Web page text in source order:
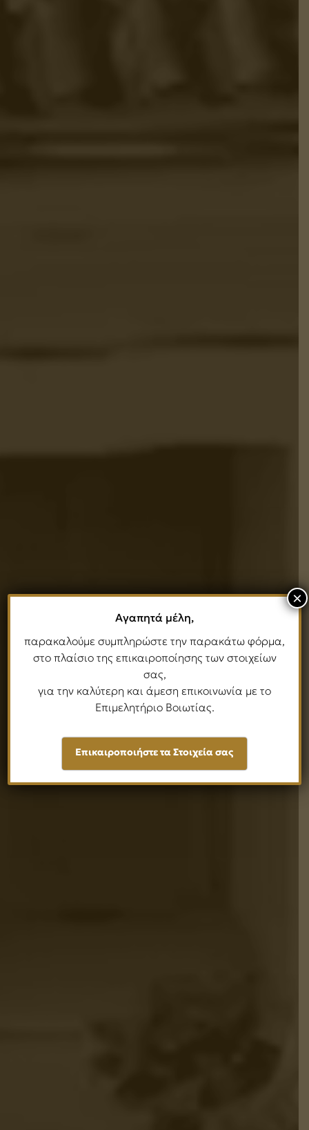
Αγαπητά μέλη,
παρακαλούμε συμπληρώστε την παρακάτω φόρμα,
στο πλαίσιο της επικαιροποίησης των στοιχείων
σας,
για την καλύτερη και άμεση επικοινωνία με το
Επιμελητήριο Βοιωτίας.
Επικαιροποιήστε τα Στοιχεία σας
×